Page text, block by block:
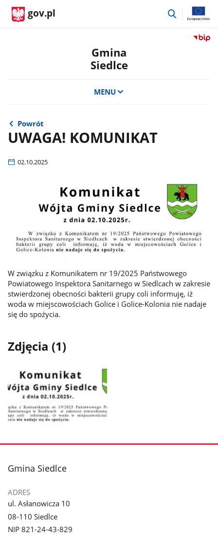
gov.pl
przejdź
Przejdź
Gmina
Siedlce
MENU
Powrót
UWAGA! KOMUNIKAT
02.10.2025
W związku z Komunikatem nr 19/2025 Państwowego
Powiatowego Inspektora Sanitarnego w Siedlcach w zakresie
stwierdzonej obecności bakterii grupy coli informuję, iż
woda w miejscowościach Golice i Golice-Kolonia nie nadaje
się do spożycia.
Zdjęcia (1)
galerii.
stopka
Gmina Siedlce
ADRES
ul. Asłanowicza 10
08-110 Siedlce
NIP 821-24-43-829